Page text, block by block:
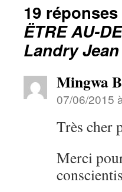
19 réponses
ËTRE AU-
Landry
Mingwa
07/06/2015
Très cher
Merci